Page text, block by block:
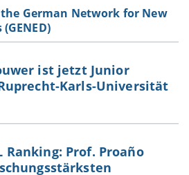
German Network for New
ist jetzt Junior
Karls-Universität
Ranking: Prof. Proaño